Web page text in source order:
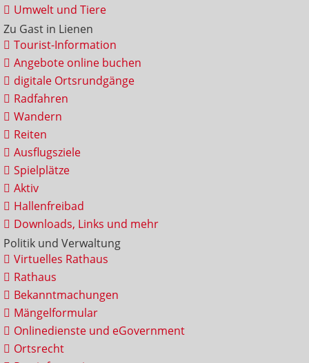
Umwelt und Tiere
Zu Gast in Lienen
Tourist-Information
Angebote online buchen
digitale Ortsrundgänge
Radfahren
Wandern
Reiten
Ausflugsziele
Spielplätze
Aktiv
Hallenfreibad
Downloads, Links und mehr
Politik und Verwaltung
Virtuelles Rathaus
Rathaus
Bekanntmachungen
Mängelformular
Onlinedienste und eGovernment
Ortsrecht